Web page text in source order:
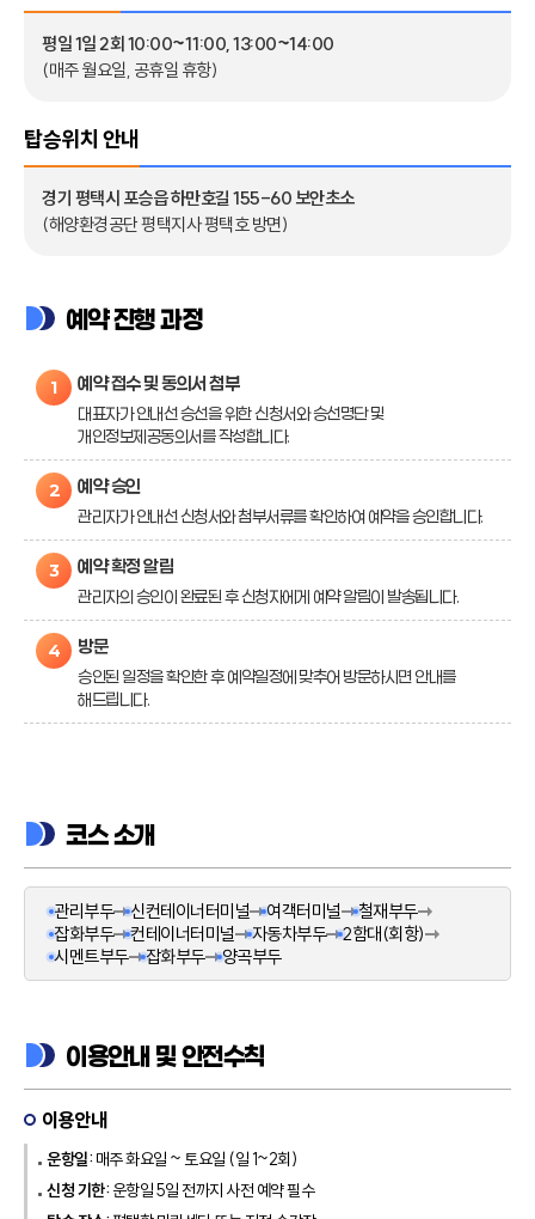
평일 1일 2회 10:00~11:00, 13:00~14:00
(매주 월요일, 공휴일 휴항)
탑승위치 안내
경기 평택시 포승읍 하만호길 155-60 보안초소
(해양환경공단 평택지사 평택호 방면)
예약 진행 과정
예약 접수 및 동의서 첨부
대표자가 안내선 승선을 위한 신청서와 승선명단 및
개인정보제공동의서를 작성합니다.
예약 승인
관리자가 안내선 신청서와 첨부서류를 확인하여 예약을 승인합니다.
예약 확정 알림
관리자의 승인이 완료된 후 신청자에게 예약 알림이 발송됩니다.
방문
승인된 일정을 확인한 후 예약일정에 맞추어 방문하시면 안내를
해드립니다.
코스 소개
관리부두 신컨테이너터미널 여객터미널
철재부두
잡화부두
컨테이너터미널 자동차부두
2함대(회항)
시멘트부두
잡화부두 양곡부두
이용안내 및 안전수칙
이용안내
운항일: 매주 화요일 ~ 토요일 (일 1~2회)
신청 기한: 운항일 5일 전까지 사전 예약 필수